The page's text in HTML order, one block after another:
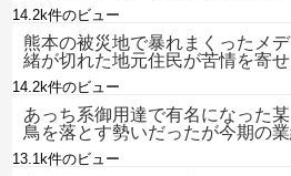
14.2k件のビュー
熊本の被災地で暴れまくったメ
緒が切れた地元住民が苦情を寄
14.2k件のビュー
あっち系御用達で有名になった
鳥を落とす勢いだったが今期の
13.1k件のビュー